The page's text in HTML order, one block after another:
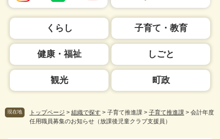
くらし 子育て・教育
健康・福祉 しごと
観光 町政
現在地 トップページ > 組織で探す > 子育て推進課 > 子育て推進課 > 会計年度
任用職員募集のお知らせ（放課後児童クラブ支援員）